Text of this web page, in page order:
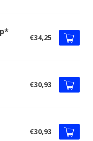
€34,25
€30,93
€30,93